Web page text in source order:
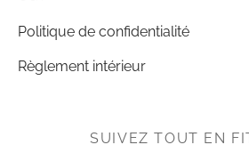
Politique de confidentialité
Règlement intérieur
SUIVEZ TOUT EN